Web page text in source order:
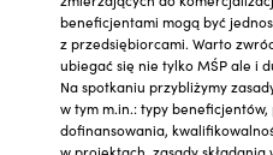
beneficjentami mogą być
z przedsiębiorcami. Warto
ubiegać się nie tylko MŚP ale i
Na spotkaniu przybliżymy
w tym m.in.: typy
dofinansowania,